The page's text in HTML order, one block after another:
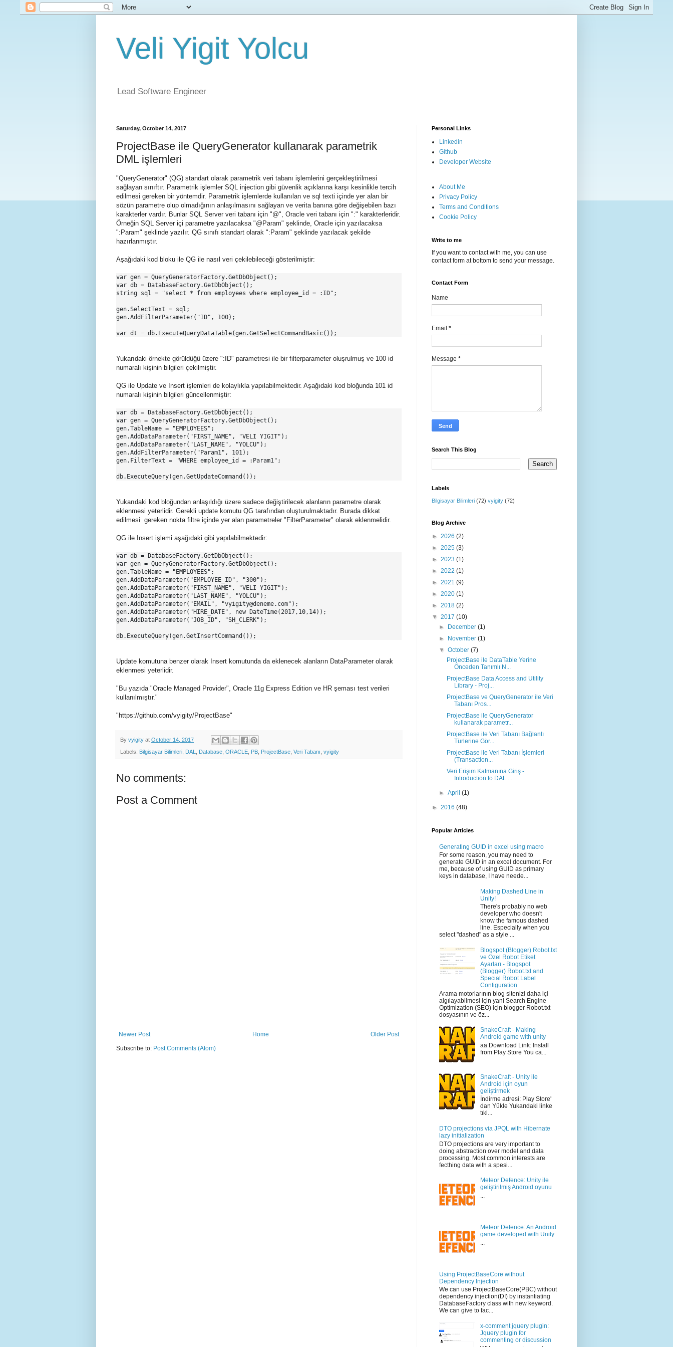
Veli Yigit Yolcu
Lead Software Engineer
Saturday, October 14, 2017
ProjectBase ile QueryGenerator kullanarak parametrik
DML işlemleri
"QueryGenerator" (QG) standart olarak parametrik veri tabanı işlemlerini gerçekleştirilmesi
sağlayan sınıftır. Parametrik işlemler SQL injection gibi güvenlik açıklarına karşı kesinlikle tercih
edilmesi gereken bir yöntemdir. Parametrik işlemlerde kullanılan ve sql texti içinde yer alan bir
sözün parametre olup olmadığının anlaşılmasını sağlayan ve verita banına göre değişebilen bazı
karakterler vardır. Bunlar SQL Server veri tabanı için "@", Oracle veri tabanı için ":" karakterleridir.
Örneğin SQL Server içi parametre yazılacaksa "@Param" şeklinde, Oracle için yazılacaksa
":Param" şeklinde yazılır. QG sınıfı standart olarak ":Param" şeklinde yazılacak şekilde
hazırlanmıştır.
Aşağıdaki kod bloku ile QG ile nasıl veri çekilebileceği gösterilmiştir:
var gen = QueryGeneratorFactory.GetDbObject();
var db = DatabaseFactory.GetDbObject();
string sql = "select * from employees where employee_id = :ID";
gen.SelectText = sql;
gen.AddFilterParameter("ID", 100);
var dt = db.ExecuteQueryDataTable(gen.GetSelectCommandBasic());
Yukarıdaki örnekte görüldüğü üzere ":ID" parametresi ile bir filterparameter oluşrulmuş ve 100 id
numaralı kişinin bilgileri çekilmiştir.
QG ile Update ve Insert işlemleri de kolaylıkla yapılabilmektedir. Aşağıdaki kod bloğunda 101 id
numaralı kişinin bilgileri güncellenmiştir:
var db = DatabaseFactory.GetDbObject();
var gen = QueryGeneratorFactory.GetDbObject();
gen.TableName = "EMPLOYEES";
gen.AddDataParameter("FIRST_NAME", "VELI YIGIT");
gen.AddDataParameter("LAST_NAME", "YOLCU");
gen.AddFilterParameter("Param1", 101);
gen.FilterText = "WHERE employee_id = :Param1";
Yukarıdaki kod bloğundan anlaşıldığı üzere sadece değiştirilecek alanların parametre olarak
eklenmesi yeterlidir. Gerekli update komutu QG tarafından oluşturulmaktadır. Burada dikkat
edilmesi gereken nokta filtre içinde yer alan parametreler "FilterParameter" olarak eklenmelidir.
QG ile Insert işlemi aşağıdaki gibi yapılabilmektedir:
var db = DatabaseFactory.GetDbObject();
var gen = QueryGeneratorFactory.GetDbObject();
gen.TableName = "EMPLOYEES";
gen.AddDataParameter("EMPLOYEE_ID", "300");
gen.AddDataParameter("FIRST_NAME", "VELI YIGIT");
gen.AddDataParameter("LAST_NAME", "YOLCU");
gen.AddDataParameter("EMAIL", "vyigity@deneme.com");
gen.AddDataParameter("HIRE_DATE", new DateTime(2017,10,14));
gen.AddDataParameter("JOB_ID", "SH_CLERK");
Update komutuna benzer olarak Insert komutunda da eklenecek alanların DataParameter olarak
eklenmesi yeterlidir.
"Bu yazıda "Oracle Managed Provider", Oracle 11g Express Edition ve HR şeması test verileri
kullanılmıştır."
"https://github.com/vyigity/ProjectBase"
By vyigity at October 14, 2017
Labels: Bilgisayar Bilimleri, DAL, Database, ORACLE, PB, ProjectBase, Veri Tabanı, vyigity
No comments:
Post a Comment
Newer Post Older Post
Home
Subscribe to: Post Comments (Atom)
Personal Links
Linkedin
Github
Developer Website
About Me
Privacy Policy
Terms and Conditions
Cookie Policy
Write to me
If you want to contact with me, you can use
contact form at bottom to send your message.
Contact Form
Name
Email *
Message *
Search This Blog
Labels
Bilgisayar Bilimleri (72) vyigity (72)
Blog Archive
► 2026 (2)
► 2025 (3)
► 2023 (1)
► 2022 (1)
► 2021 (9)
► 2020 (1)
► 2018 (2)
▼ 2017 (10)
►
December(1)
►
November(1)
▼October(7)
ProjectBase ile DataTable Yerine
Önceden Tanımlı N...
ProjectBase Data Access and Utility
Library - Proj...
ProjectBase ve QueryGenerator ile Veri
Tabanı Pros...
ProjectBase ile QueryGenerator
kullanarak parametr...
ProjectBase ile Veri Tabanı Bağlantı
Türlerine Gör...
ProjectBase ile Veri Tabanı İşlemleri
(Transaction...
Veri Erişim Katmanına Giriş -
Introduction to DAL ...
►April(1)
► 2016 (48)
Popular Articles
Generating GUID in excel using macro
For some reason, you may need to
generate GUID in an excel document. For
me, because of using GUID as primary
keys in database, I have neede...
Making Dashed Line in
Unity!
There's probably no web
developer who doesn't
know the famous dashed
line. Especially when you
select "dashed" as a style ...
Blogspot (Blogger) Robot.txt
ve Özel Robot Etiket
Ayarları - Blogspot
(Blogger) Robot.txt and
Special Robot Label
Configuration
Arama motorlarının blog sitenizi daha içi
algılayabilmesi için yani Search Engine
Optimization (SEO) için blogger Robot.txt
dosyasının ve öz...
SnakeCraft - Making
Android game with unity
aa Download Link: Install
from Play Store You ca...
SnakeCraft - Unity ile
Android için oyun
geliştirmek
İndirme adresi: Play Store'
dan Yükle Yukarıdaki linke
tıkl...
DTO projections via JPQL with Hibernate
lazy initialization
DTO projections are very important to
doing abstraction over model and data
processing. Most common interests are
fecthing data with a spesi...
Meteor Defence: Unity ile
geliştirilmiş Android oyunu
...
Meteor Defence: An Android
game developed with Unity
Using ProjectBaseCore without
Dependency Injection
We can use ProjectBaseCore(PBC) without
dependency injection(DI) by instantiating
DatabaseFactory class with new keyword.
We can give to fac...
x-comment jquery plugin:
Jquery plugin for
commenting or discussion